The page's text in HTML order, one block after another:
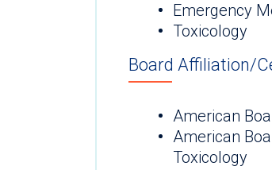
Emergency
Toxicology
Board Affiliation/
American
American
Toxicology